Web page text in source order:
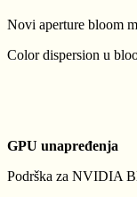
Novi aperture bloom
Color dispersion u
GPU unapređenja
Podrška za NVIDIA